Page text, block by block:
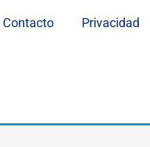
Contacto Privacidad